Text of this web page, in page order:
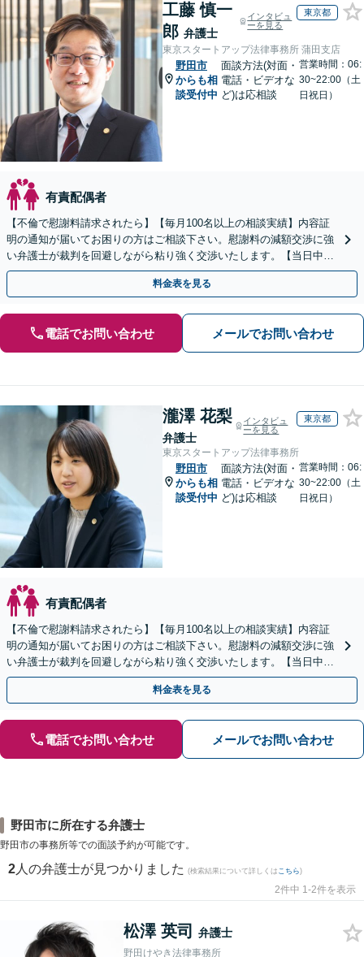
工藤 慎一
郎 弁護士
インタビュ
ーを見る
東京都
東京スタートアップ法律事務所 蒲田支店
野田市
からも相
談受付中
面談方法(対面・
電話・ビデオな
ど)は応相談
営業時間：06:
30~22:00（土
日祝日）
有責配偶者
【不倫で慰謝料請求されたら】【毎月100名以上の相談実績】内容証
明の通知が届いてお困りの方はご相談下さい。慰謝料の減額交渉に強
い弁護士が裁判を回避しながら粘り強く交渉いたします。【当日中の
相談可(予約制)】【関東エリア全域対応】
料金表を見る
電話でお問い合わせ メールでお問い合わせ
瀧澤 花梨
弁護士
インタビュ
ーを見る
東京都
東京スタートアップ法律事務所
野田市
からも相
談受付中
面談方法(対面・
電話・ビデオな
ど)は応相談
営業時間：06:
30~22:00（土
日祝日）
有責配偶者
【不倫で慰謝料請求されたら】【毎月100名以上の相談実績】内容証
明の通知が届いてお困りの方はご相談下さい。慰謝料の減額交渉に強
い弁護士が裁判を回避しながら粘り強く交渉いたします。【当日中の
相談可(予約制)】【全国対応】
料金表を見る
電話でお問い合わせ メールでお問い合わせ
野田市に所在する弁護士
野田市の事務所等での面談予約が可能です。
2 人の弁護士が見つかりました (検索結果について詳しくは こちら)
2件中 1-2件を表示
松澤 英司 弁護士
野田けやき法律事務所